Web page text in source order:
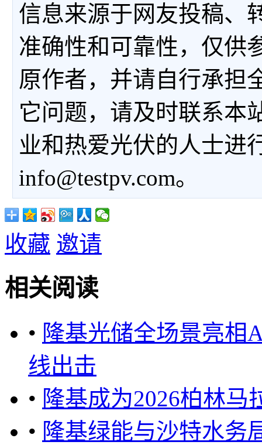
信息来源于网友投稿、
准确性和可靠性，仅供
原作者，并请自行承担
它问题，请及时联系本
业和热爱光伏的人士进
info@testpv.com。
收藏 邀请
相关阅读
• 隆基光储全场景亮相
线出击
• 隆基成为2026柏林马
• 隆基绿能与沙特水务